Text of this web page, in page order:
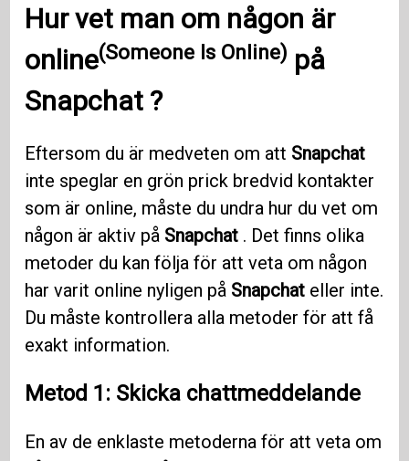
Hur vet man om någon är
online(Someone Is Online) på
Snapchat ?
Eftersom du är medveten om att Snapchat
inte speglar en grön prick bredvid kontakter
som är online, måste du undra hur du vet om
någon är aktiv på Snapchat . Det finns olika
metoder du kan följa för att veta om någon
har varit online nyligen på Snapchat eller inte.
Du måste kontrollera alla metoder för att få
exakt information.
Metod 1: Skicka chattmeddelande
En av de enklaste metoderna för att veta om